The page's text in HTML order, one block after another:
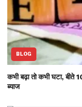
BLOG
कभी बढ़ा तो कभी घटा, बीते
ब्याज